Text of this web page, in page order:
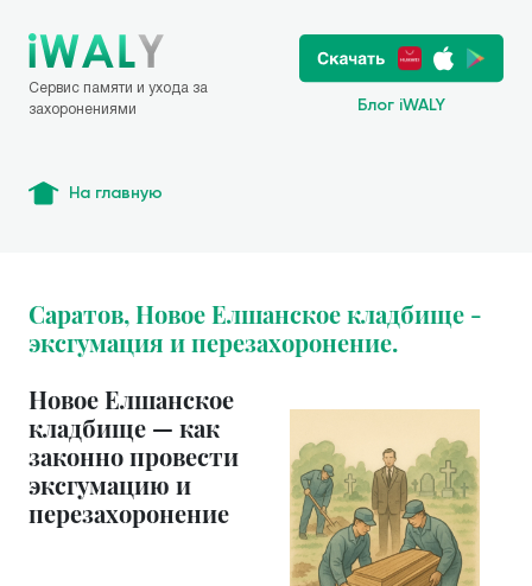
Сервис памяти и ухода за
захоронениями
Блог iWALY
На главную
Саратов, Новое Елшанское кладбище -
эксгумация и перезахоронение.
Новое Елшанское
кладбище — как
законно провести
эксгумацию и
перезахоронение